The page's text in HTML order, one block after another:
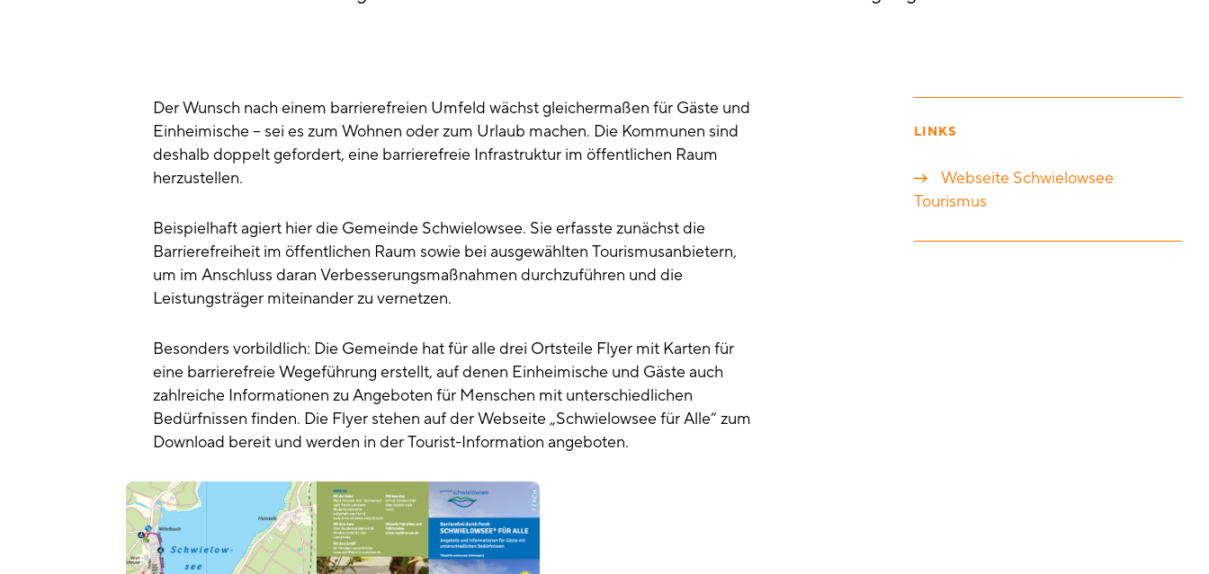
Der Wunsch nach einem barrierefreien Umfeld wächst gleichermaßen für Gäste und
Einheimische – sei es zum Wohnen oder zum Urlaub machen. Die Kommunen sind
deshalb doppelt gefordert, eine barrierefreie Infrastruktur im öffentlichen Raum
herzustellen.
Beispielhaft agiert hier die Gemeinde Schwielowsee. Sie erfasste zunächst die
Barrierefreiheit im öffentlichen Raum sowie bei ausgewählten Tourismusanbietern,
um im Anschluss daran Verbesserungsmaßnahmen durchzuführen und die
Leistungsträger miteinander zu vernetzen.
Besonders vorbildlich: Die Gemeinde hat für alle drei Ortsteile Flyer mit Karten für
eine barrierefreie Wegeführung erstellt, auf denen Einheimische und Gäste auch
zahlreiche Informationen zu Angeboten für Menschen mit unterschiedlichen
Bedürfnissen finden. Die Flyer stehen auf der Webseite „Schwielowsee für Alle“ zum
Download bereit und werden in der Tourist-Information angeboten.
LINKS
Webseite Schwielowsee
Tourismus